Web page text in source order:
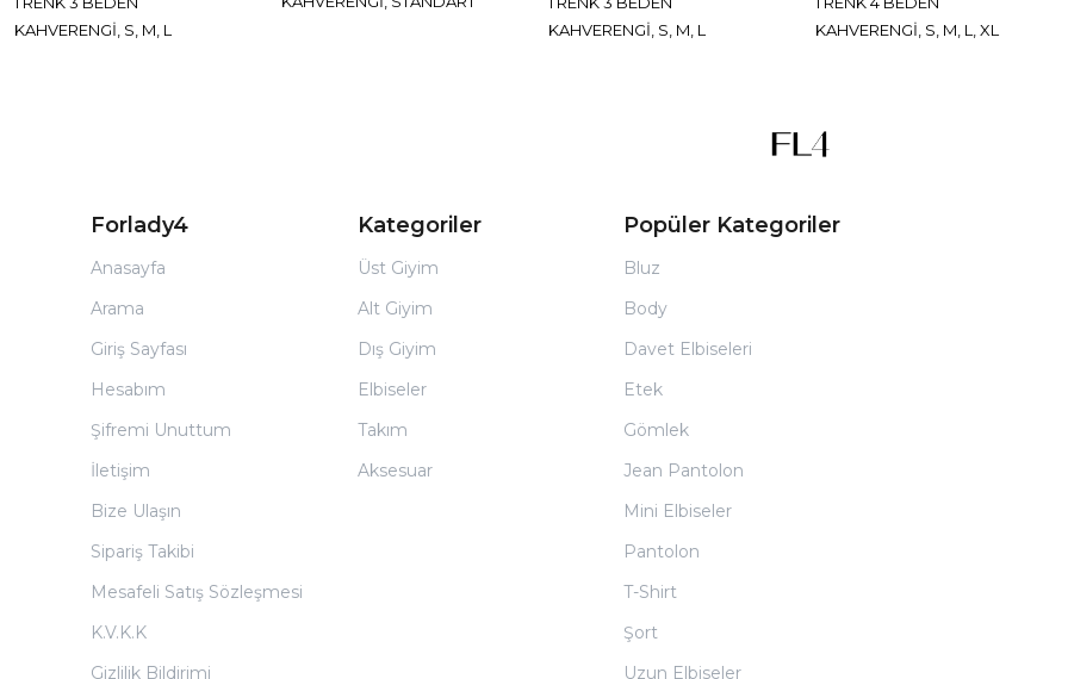
KAHVERENGİ, S, M, L
KAHVERENGİ, S, M, L
KAHVERENGİ, S, M, L, XL
Forlady4
Anasayfa
Arama
Giriş Sayfası
Hesabım
Şifremi Unuttum
İletişim
Bize Ulaşın
Sipariş Takibi
Mesafeli Satış Sözleşmesi
K.V.K.K
Gizlilik Bildirimi
Kategoriler
Üst Giyim
Alt Giyim
Dış Giyim
Elbiseler
Takım
Aksesuar
Popüler Kategoriler
Bluz
Body
Davet Elbiseleri
Etek
Gömlek
Jean Pantolon
Mini Elbiseler
Pantolon
T-Shirt
Şort
Uzun Elbiseler